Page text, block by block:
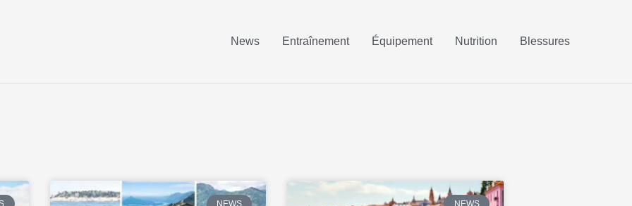
News Entraînement Équipement Nutrition Blessures
NEWS NEWS